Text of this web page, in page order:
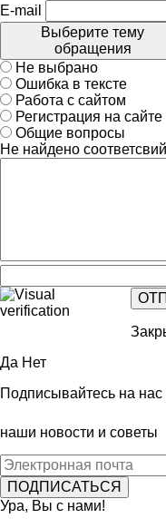
E-mail
Выберите тему
обращения
Не выбрано
Ошибка в тексте
Работа с сайтом
Регистрация на сайте
Общие вопросы
Не найдено соответсвий
Да Нет
Подписывайтесь на нас
наши новости и советы
Ура, Вы с нами!